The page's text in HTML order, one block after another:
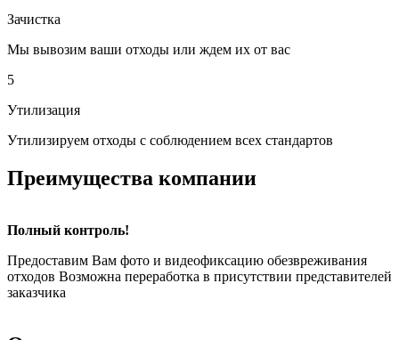
Зачистка
Мы вывозим ваши отходы или ждем их от вас
5
Утилизация
Утилизируем отходы с соблюдением всех стандартов
Преимущества компании
Полный контроль!
Предоставим Вам фото и видеофиксацию обезвреживания
отходов Возможна переработка в присутствии представителей
заказчика